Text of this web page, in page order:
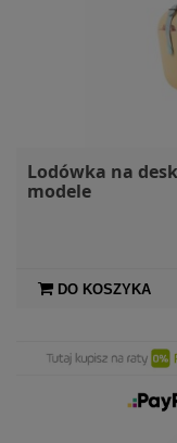
Lodówka na
modele
DO KOSZYKA